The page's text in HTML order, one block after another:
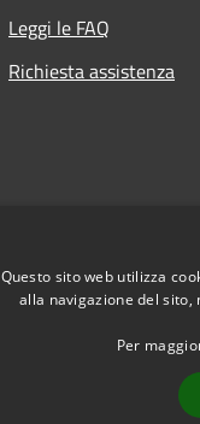
Leggi le FAQ
Richiesta assistenza
Questo sito web utilizza
alla navigazione del
Per